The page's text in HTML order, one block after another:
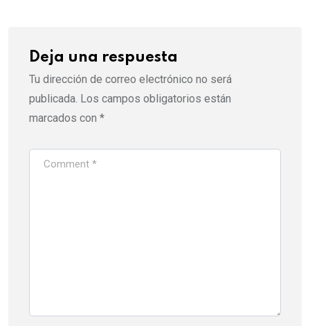
Deja una respuesta
Tu dirección de correo electrónico no será
publicada. Los campos obligatorios están
marcados con *